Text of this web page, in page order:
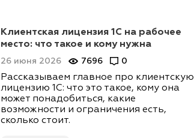
Клиентская лицензия 1С на рабочее
место: что такое и кому нужна
26 июня 2026 7696 0
Рассказываем главное про клиентскую
лицензию 1С: что это такое, кому она
может понадобиться, какие
возможности и ограничения есть,
сколько стоит.